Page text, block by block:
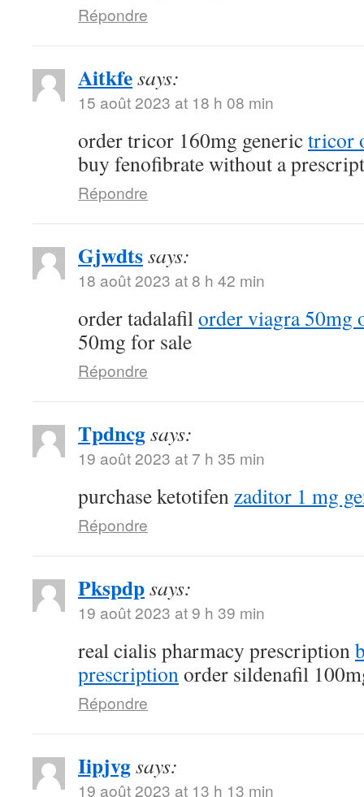
Répondre
Aitkfesays:
15 août 2023 at 18 h 08 min
order tricor 160mg generictricor
buy fenofibrate without a
Répondre
Gjwdtssays:
18 août 2023 at 8 h 42 min
order tadalafilorder viagra 50mg
50mg for sale
Répondre
Tpdncgsays:
19 août 2023 at 7 h 35 min
purchase ketotifenzaditor 1 mg
Répondre
Pkspdpsays:
19 août 2023 at 9 h 39 min
real cialis pharmacy prescription
prescriptionorder sildenafil
Répondre
Iipjvgsays:
19 août 2023 at 13 h 13 min